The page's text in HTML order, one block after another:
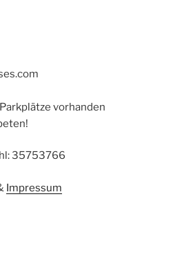
vorhanden
35753766
Impressum